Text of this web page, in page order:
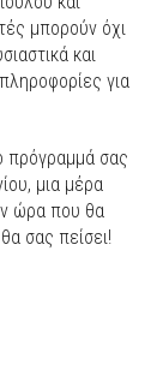
μπορούν όχι
και
για
πρόγραμμά σας
μια μέρα
ώρα που θα
σας πείσει!